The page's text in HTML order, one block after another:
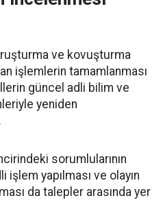
ve kovuşturma
işlemlerin tamamlanması
güncel adli bilim ve
yeniden
sorumlularının
işlem yapılması ve olayın
da talepler arasında yer